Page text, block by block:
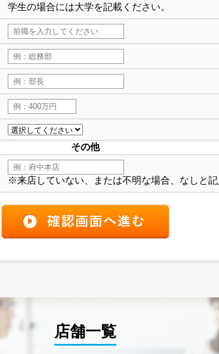
学生の場合には大学を記載ください。
その他
※来店していない、または不明な場合、なしと
店舗一覧